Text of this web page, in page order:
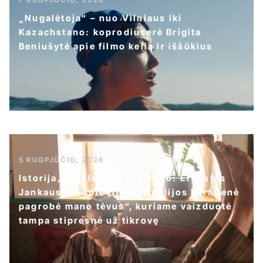
„Nugalėtoja“ – nuo Vilniaus iki
Kazachstano: koprodiuserė Brigita
Beniušytė apie filmo kelią ir iššūkius
5 RUGPJŪČIO, 2026
Istorija, kuri laukė savo laiko: Ernestas
Jankauskas apie filmą „Anglijos karalienė
pagrobė mano tėvus“, kuriame vaizduotė
tampa stipresnė už tikrovę